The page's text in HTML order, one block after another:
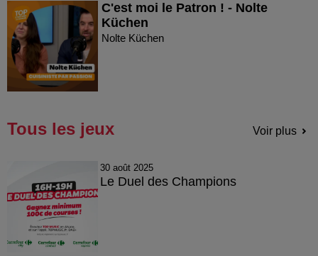
C'est moi le Patron ! - Nolte
Küchen
Nolte Küchen
Tous les jeux Voir plus
30 août 2025
Le Duel des Champions